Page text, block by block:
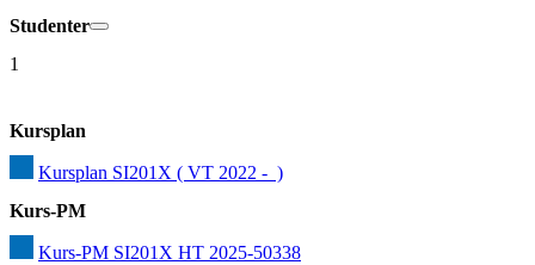
Studenter
1
Kursplan
Kursplan SI201X ( VT 2022 -  )
Kurs-PM
Kurs-PM SI201X HT 2025-50338